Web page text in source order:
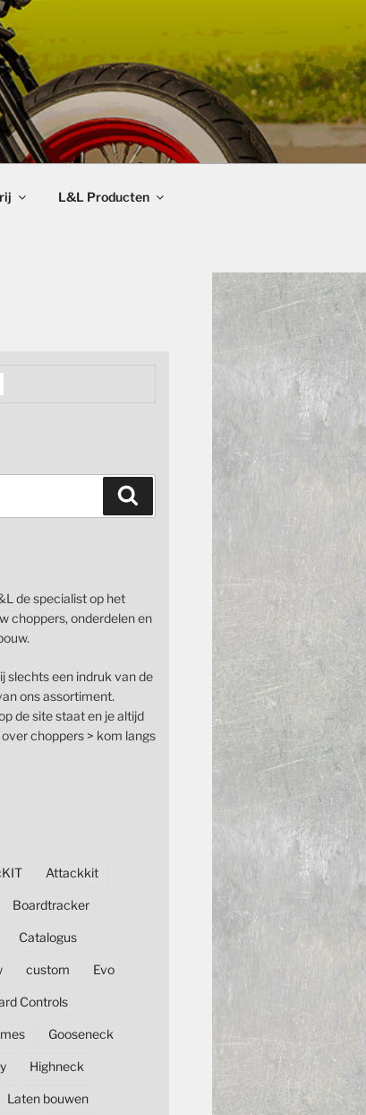
L&L Producten
de specialist op het
choppers, onderdelen en
slechts een indruk van de
ons assortiment.
de site staat en je altijd
choppers > kom langs
Attackkit
Boardtracker
Catalogus
custom Evo
Controls
Gooseneck
Highneck
Laten bouwen